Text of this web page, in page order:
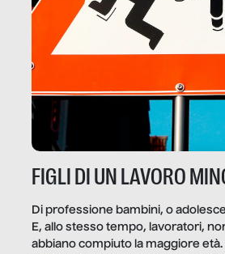
FIGLI DI UN LAVORO
Di professione bambini, o
E, allo stesso tempo, lavoratori,
abbiano compiuto la maggiore età.